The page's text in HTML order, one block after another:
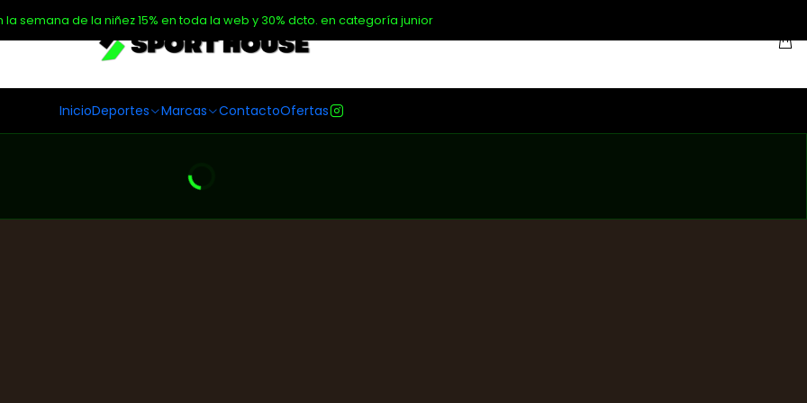
InicioDeportes Marcas ContactoOfertas
la semana de la niñez 15% en toda la web y 30% dcto. en categoría junior